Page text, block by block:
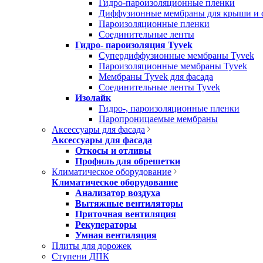
Гидро-пароизоляционные пленки
Диффузионные мембраны для крыши и
Пароизоляционные пленки
Соединительные ленты
Гидро- пароизоляция Tyvek
Супердиффузионные мембраны Tyvek
Пароизоляционные мембраны Tyvek
Мембраны Tyvek для фасада
Соединительные ленты Tyvek
Изолайк
Гидро-, пароизоляционные пленки
Паропроницаемые мембраны
Аксессуары для фасада
Аксессуары для фасада
Откосы и отливы
Профиль для обрешетки
Климатическое оборудование
Климатическое оборудование
Анализатор воздуха
Вытяжные вентиляторы
Приточная вентиляция
Рекуператоры
Умная вентиляция
Плиты для дорожек
Ступени ДПК